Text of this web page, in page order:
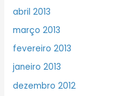
abril 2013
março 2013
fevereiro 2013
janeiro 2013
dezembro 2012